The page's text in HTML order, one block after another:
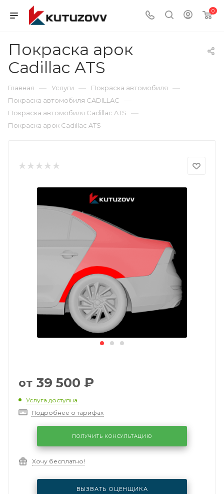
0
Покраска арок
Cadillac ATS
Главная — Услуги — Покраска автомобиля —
Покраска автомобиля CADILLAC —
Покраска автомобиля Cadillac ATS —
Покраска арок Cadillac ATS
от 39 500 ₽
Услуга доступна
Подробнее о тарифах
ПОЛУЧИТЬ КОНСУЛЬТАЦИЮ
Хочу бесплатно!
ВЫЗВАТЬ ОЦЕНЩИКА